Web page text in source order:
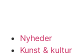
Nyheder
Kunst & kultur